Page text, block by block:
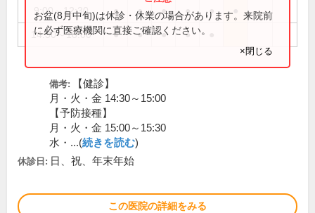
9:00～12:30 ● ● ● ● ●
14:30～18:00 ● ● ● ●
お盆(8月中旬)は休診・休業の場合があります。来院前
に必ず医療機関に直接ご確認ください。
×閉じる
備考:
【健診】
月・火・金 14:30～15:00
【予防接種】
月・火・金 15:00～15:30
水・...(続きを読む)
休診日: 日、祝、年末年始
この医院の詳細をみる